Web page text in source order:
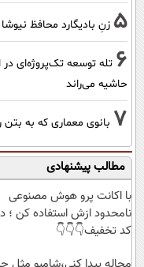
5 زنِ بادیگارد محافظ
6 تله توسعه تک‌پروژه‌ای در
حاشیه می‌راند
7 بانوی معماری که به بتن
مطالب پیشنهادی
با اکانت پرو هوش مصنوعی
نامحدود ازش استفاده کن ؛
کد تخفیف👇👇👇